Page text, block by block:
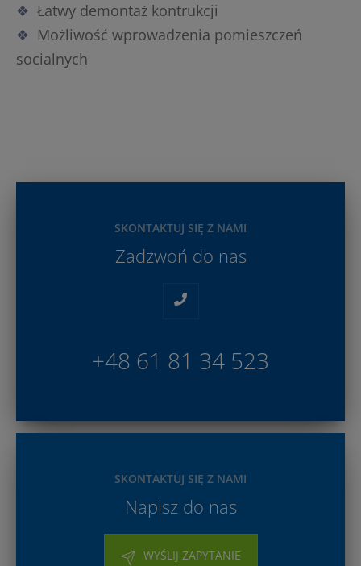
Łatwy demontaż kontrukcji
Możliwość wprowadzenia pomieszczeń
socialnych
SKONTAKTUJ SIĘ Z NAMI
Zadzwoń do nas
+48 61 81 34 523
SKONTAKTUJ SIĘ Z NAMI
Napisz do nas
WYŚLIJ ZAPYTANIE